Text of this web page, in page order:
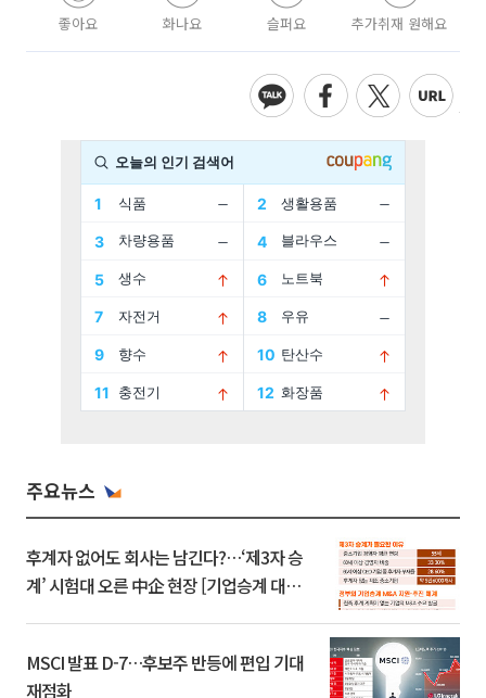
좋아요 화나요 슬퍼요 추가취재 원해요
주요뉴스
후계자 없어도 회사는 남긴다?…‘제3자 승
계’ 시험대 오른 中企 현장 [기업승계 대전
MSCI 발표 D-7…후보주 반등에 편입 기대
재점화